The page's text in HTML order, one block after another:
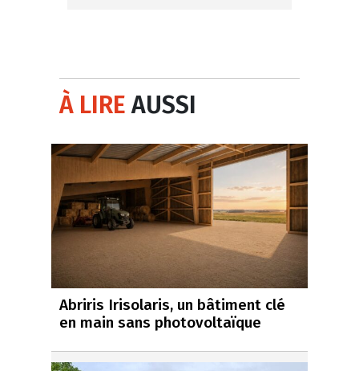
À LIREAUSSI
Abriris Irisolaris, un bâtiment clé
en main sans photovoltaïque